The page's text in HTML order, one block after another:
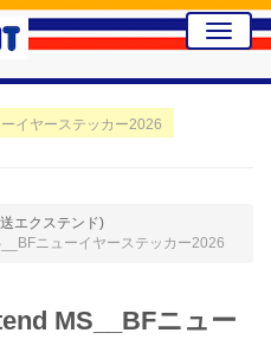
Toggle
イヤーステッカー2026
エクステンド)
ニューイヤーステッカー2026
MS__BFニュー